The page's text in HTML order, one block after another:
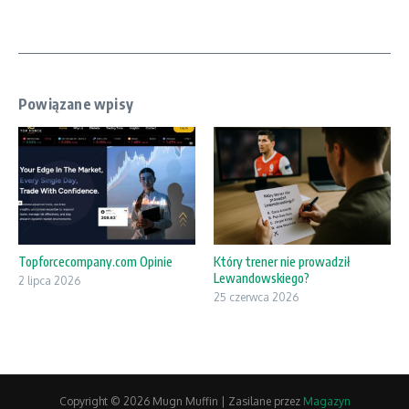
Powiązane wpisy
Topforcecompany.com Opinie
2 lipca 2026
Który trener nie prowadził
Lewandowskiego?
25 czerwca 2026
Copyright © 2026 Mugn Muffin | Zasilane przez Magazyn